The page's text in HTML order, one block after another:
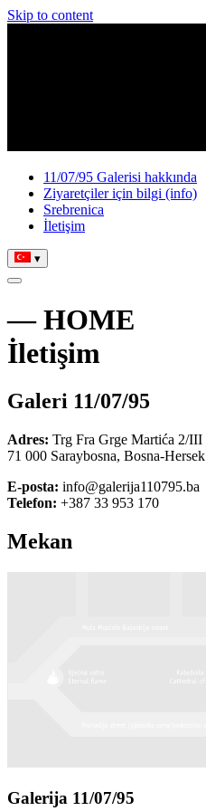
Skip to content
11/07/95 Galerisi hakkında
Ziyaretçiler için bilgi (info)
Srebrenica
İletişim
▾
— HOME
İletişim
Galeri 11/07/95
Adres: Trg Fra Grge Martića 2/III
71 000 Saraybosna, Bosna-Hersek
E-posta: info@galerija110795.ba
Telefon: +387 33 953 170
Mekan
Galerija 11/07/95